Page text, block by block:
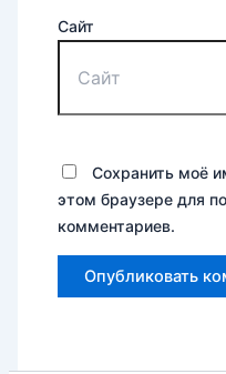
Сайт
Сохранить моё
этом браузере для
комментариев.